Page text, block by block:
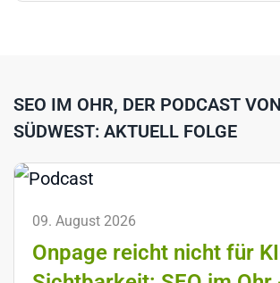
SEO IM OHR, DER PODCAST
SÜDWEST: AKTUELL FOLGE
09. August 2026
Onpage reicht nicht für